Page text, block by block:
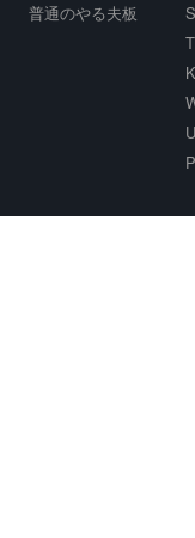
普通のやる夫板